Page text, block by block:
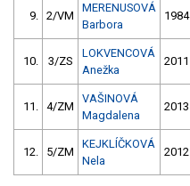
9. 2/VM
MERENUSOVÁ
Barbora
1984
10. 3/ZS
LOKVENCOVÁ
Anežka
2011
11. 4/ZM
VAŠINOVÁ
Magdalena
2013
12. 5/ZM
KEJKLÍČKOVÁ
Nela
2012